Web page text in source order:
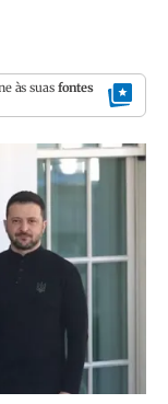
às suas fontes